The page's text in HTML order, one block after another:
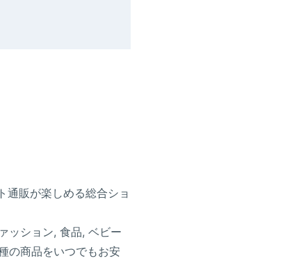
通販が楽しめる総合ショ
ッション, 食品, ベビー
の商品をいつでもお安